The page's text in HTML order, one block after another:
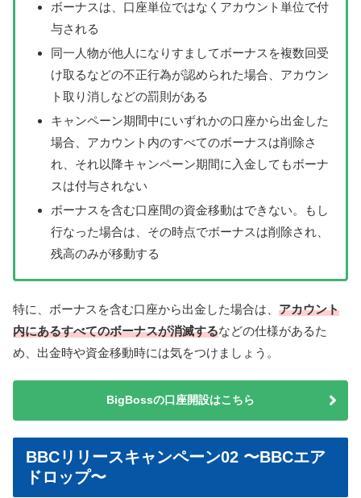
ボーナスは、口座単位ではなくアカウント単位で付
与される
同一人物が他人になりすましてボーナスを複数回受
け取るなどの不正行為が認められた場合、アカウン
ト取り消しなどの罰則がある
キャンペーン期間中にいずれかの口座から出金した
場合、アカウント内のすべてのボーナスは削除さ
れ、それ以降キャンペーン期間に入金してもボーナ
スは付与されない
ボーナスを含む口座間の資金移動はできない。もし
行なった場合は、その時点でボーナスは削除され、
残高のみが移動する
特に、ボーナスを含む口座から出金した場合は、 アカウント
内にあるすべてのボーナスが消滅するなどの仕様があるた
め、出金時や資金移動時には気をつけましょう。
BigBossの口座開設はこちら
BBCリリースキャンペーン02 〜BBCエア
ドロップ〜